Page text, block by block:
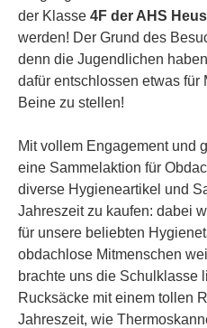
der Klasse 4F der AHS
werden! Der Grund des
denn die Jugendlichen
dafür entschlossen etwas für
Beine zu stellen!
Mit vollem Engagement und
eine Sammelaktion für
diverse Hygieneartikel und
Jahreszeit zu kaufen: dabei
für unsere beliebten
obdachlose Mitmenschen
brachte uns die Schulklasse
Rucksäcke mit einem tollen
Jahreszeit, wie